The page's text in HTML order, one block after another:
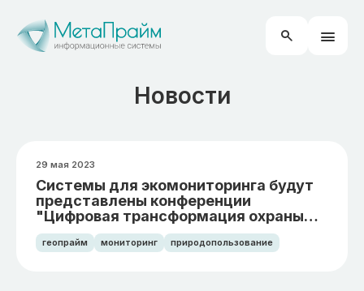
Новости
29 мая 2023
Системы для экомониторинга будут
представлены конференции
"Цифровая трансформация охраны
природы" в ХМАО-Югре
геопрайм мониторинг природопользование